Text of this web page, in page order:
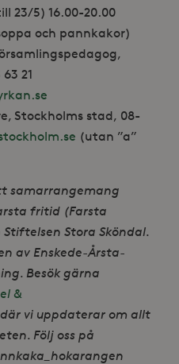
23/5) 16.00-20.00
och pannkakor)
21
Stockholms stad, 08-
(utan ”a”
samarrangemang
fritid (Farsta
Stora Sköndal.
av Enskede-Årsta-
Besök gärna
&
där vi uppdaterar om allt
Följ oss på